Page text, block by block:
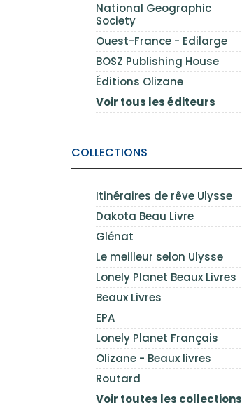
National Geographic
Society
Ouest-France - Edilarge
BOSZ Publishing House
Éditions Olizane
Voir tous les éditeurs
COLLECTIONS
Itinéraires de rêve Ulysse
Dakota Beau Livre
Glénat
Le meilleur selon Ulysse
Lonely Planet Beaux Livres
Beaux Livres
EPA
Lonely Planet Français
Olizane - Beaux livres
Routard
Voir toutes les collections